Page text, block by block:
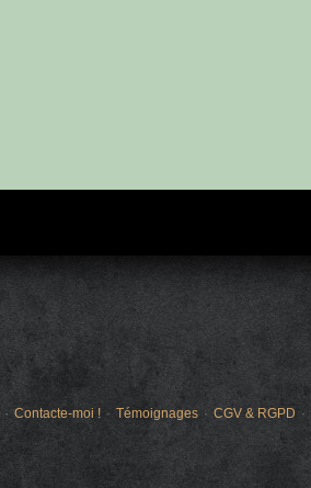
Contacte-moi ! Témoignages CGV & RGPD